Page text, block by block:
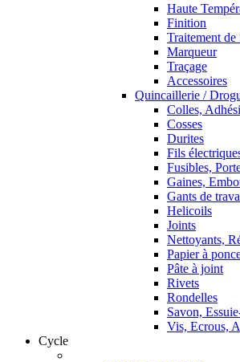
Haute
Finition
Traitement de
Marqueur
Traçage
Accessoires
Quincaillerie /
Colles,
Cosses
Durites
Fils
Fusibles,
Gaines,
Gants de
Helicoils
Joints
Nettoyants,
Papier à
Pâte à joint
Rivets
Rondelles
Savon,
Vis, Ecrous,
Cycle